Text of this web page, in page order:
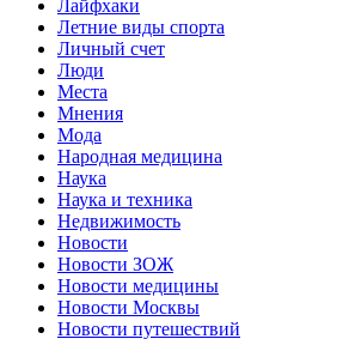
Лайфхаки
Летние виды спорта
Личный счет
Люди
Места
Мнения
Мода
Народная медицина
Наука
Наука и техника
Недвижимость
Новости
Новости ЗОЖ
Новости медицины
Новости Москвы
Новости путешествий